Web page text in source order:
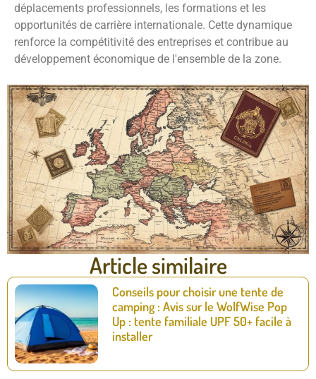
déplacements professionnels, les formations et les
opportunités de carrière internationale. Cette dynamique
renforce la compétitivité des entreprises et contribue au
développement économique de l'ensemble de la zone.
Article similaire
Conseils pour choisir une tente de
camping : Avis sur le WolfWise Pop
Up : tente familiale UPF 50+ facile à
installer